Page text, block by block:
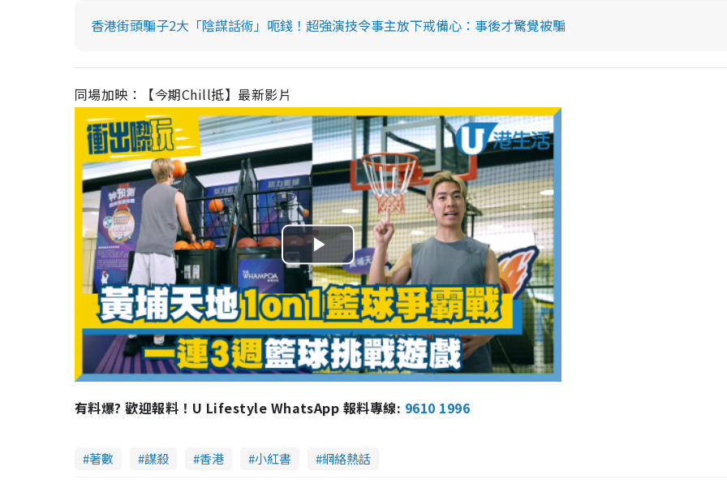
香港街頭騙子2大「陰謀話術」呃錢！超強演技令事主放下戒備心：事後才驚覺被騙
同場加映：【今期Chill抵】最新影片
P
l
a
y
V
有料爆? 歡迎報料！U Lifestyle WhatsApp 報料專線: 9610 1996
著數 謀殺 香港 小紅書 網絡熱話